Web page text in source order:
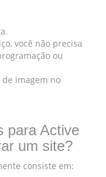
você não precisa
ou
imagem no
para Active
um site?
consiste em: